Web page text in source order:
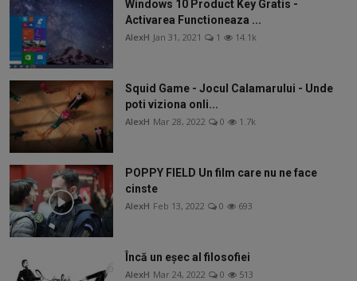
Windows 10 Product Key Gratis -
Activarea Functioneaza ...
AlexH Jan 31, 2021 1 14.1k
Squid Game - Jocul Calamarului - Unde
poti viziona onli...
AlexH Mar 28, 2022 0 1.7k
POPPY FIELD Un film care nu ne face
cinste
AlexH Feb 13, 2022 0 693
Încă un eșec al filosofiei
AlexH Mar 24, 2022 0 513